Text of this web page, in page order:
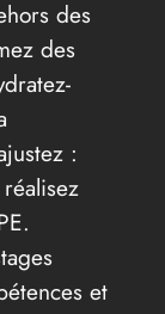
des
des
:
et